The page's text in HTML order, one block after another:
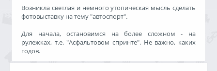
Возникла светлая и немного утопическая мысль сделать
фотовыставку на тему "автоспорт".
Для начала, остановимся на более сложном - на
рулежках, т.е. "Асфальтовом спринте". Не важно, каких
годов.